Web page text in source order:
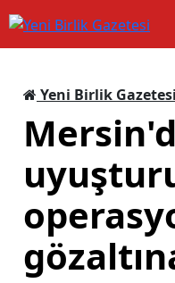
Yeni Birlik Gazetesi